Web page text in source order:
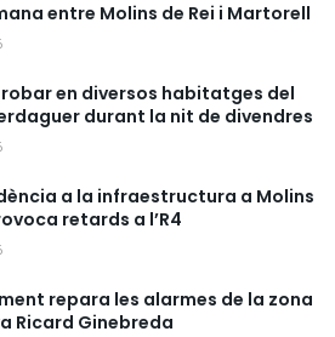
entre Molins de Rei i Martorell
robar en diversos habitatges del
durant la nit de divendres
a la infraestructura a Molins
retards a l’R4
repara les alarmes de la zona
Ricard Ginebreda